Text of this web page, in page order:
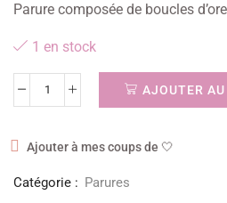
Parure composée de boucles
1 en stock
AJOUTER
Ajouter à mes coups de 🤍
Catégorie : Parures